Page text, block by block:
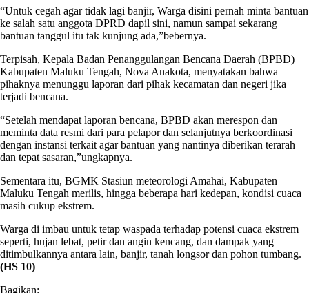
“Untuk cegah agar tidak lagi banjir, Warga disini pernah minta bantuan
ke salah satu anggota DPRD dapil sini, namun sampai sekarang
bantuan tanggul itu tak kunjung ada,”bebernya.
Terpisah, Kepala Badan Penanggulangan Bencana Daerah (BPBD)
Kabupaten Maluku Tengah, Nova Anakota, menyatakan bahwa
pihaknya menunggu laporan dari pihak kecamatan dan negeri jika
terjadi bencana.
“Setelah mendapat laporan bencana, BPBD akan merespon dan
meminta data resmi dari para pelapor dan selanjutnya berkoordinasi
dengan instansi terkait agar bantuan yang nantinya diberikan terarah
dan tepat sasaran,”ungkapnya.
Sementara itu, BGMK Stasiun meteorologi Amahai, Kabupaten
Maluku Tengah merilis, hingga beberapa hari kedepan, kondisi cuaca
masih cukup ekstrem.
Warga di imbau untuk tetap waspada terhadap potensi cuaca ekstrem
seperti, hujan lebat, petir dan angin kencang, dan dampak yang
ditimbulkannya antara lain, banjir, tanah longsor dan pohon tumbang.
(HS 10)
Bagikan: